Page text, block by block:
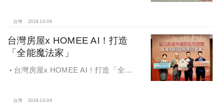
台灣 2024-10-09
台灣房屋x HOMEE AI！打造
「全能魔法家」
台灣房屋x HOMEE AI！打造「全能
台灣 2024-10-09